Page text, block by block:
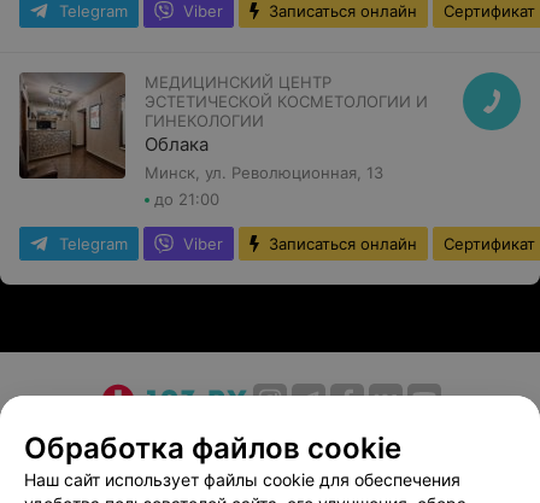
Telegram Viber Записаться онлайн Сертификат
МЕДИЦИНСКИЙ ЦЕНТР
ЭСТЕТИЧЕСКОЙ КОСМЕТОЛОГИИ И
ГИНЕКОЛОГИИ
Облака
Минск, ул. Революционная, 13
до 21:00
Telegram Viber Записаться онлайн Сертификат
О проекте Новости проекта
Размещение рекламы
Медицинский маркетинг
Публичный договор
Обработка файлов cookie
Наш сайт использует файлы cookie для обеспечения